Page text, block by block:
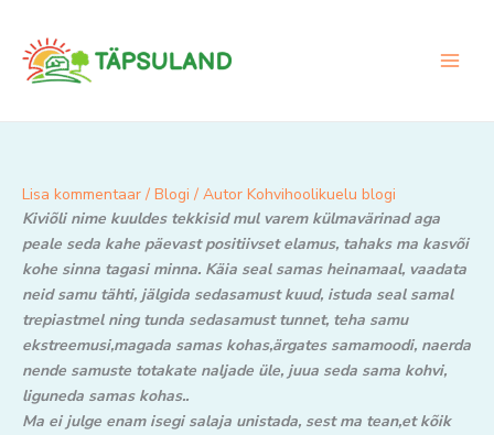
content
Lisa kommentaar / Blogi / Autor Kohvihoolikuelu blogi
Kiviõli nime kuuldes tekkisid mul varem külmavärinad aga
peale seda kahe päevast positiivset elamus, tahaks ma kasvõi
kohe sinna tagasi minna. Käia seal samas heinamaal, vaadata
neid samu tähti, jälgida sedasamust kuud, istuda seal samal
trepiastmel ning tunda sedasamust tunnet, teha samu
ekstreemusi,magada samas kohas,ärgates samamoodi, naerda
nende samuste totakate naljade üle, juua seda sama kohvi,
liguneda samas kohas..
Ma ei julge enam isegi salaja unistada, sest ma tean,et kõik